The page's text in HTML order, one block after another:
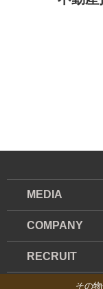
MEDIA
COMPANY
RECRUIT
その